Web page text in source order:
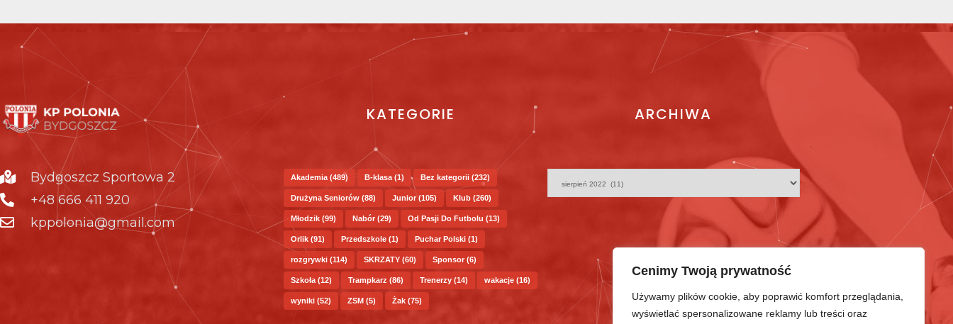
Cenimy Twoją prywatność
Używamy plików cookie, aby poprawić komfort przeglądania,
wyświetlać spersonalizowane reklamy lub treści oraz
Bydgoszcz Sportowa 2
+48 666 411 920
kppolonia@gmail.com
KATEGORIE
Akademia(489) B-klasa(1) Bez kategorii(232)
Drużyna Seniorów(88) Junior(105) Klub(260)
Młodzik(99) Nabór(29) Od Pasji Do Futbolu (13)
Orlik(91) Przedszkole(1) Puchar Polski(1)
rozgrywki(114) SKRZATY(60) Sponsor(6)
Szkoła(12) Trampkarz (86) Trenerzy(14) wakacje(16)
wyniki(52) ZSM(5) Żak(75)
ARCHIWA